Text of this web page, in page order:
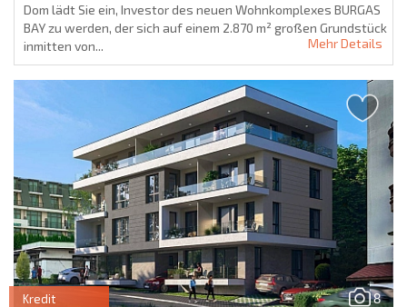
Dom lädt Sie ein, Investor des neuen Wohnkomplexes BURGAS
BAY zu werden, der sich auf einem 2.870 m² großen Grundstück
inmitten von...
Mehr Details
8
Kredit